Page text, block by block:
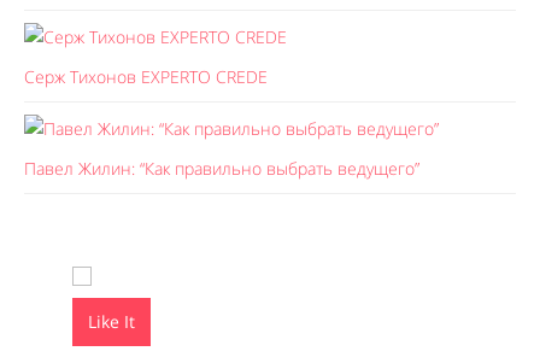
Серж Тихонов EXPERTO CREDE
Павел Жилин: “Как правильно выбрать ведущего”
Like It